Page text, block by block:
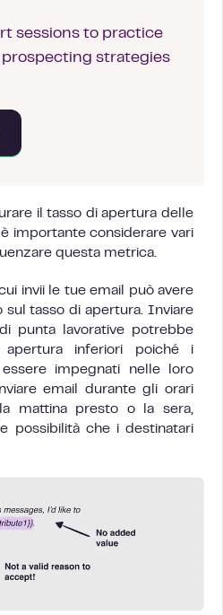
sessions to practice
strategies
il tasso di apertura delle
importante considerare vari
questa metrica.
invii le tue email può avere
sul tasso di apertura. Inviare
punta lavorative potrebbe
inferiori poiché i
impegnati nelle loro
email durante gli orari
mattina presto o la sera,
possibilità che i destinatari